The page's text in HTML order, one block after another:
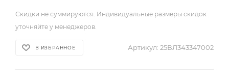
В ИЗБРАННОЕ Артикул: 25ВЛ343347002
Скидки не суммируются. Индивидуальные размеры скидок
уточняйте у менеджеров.